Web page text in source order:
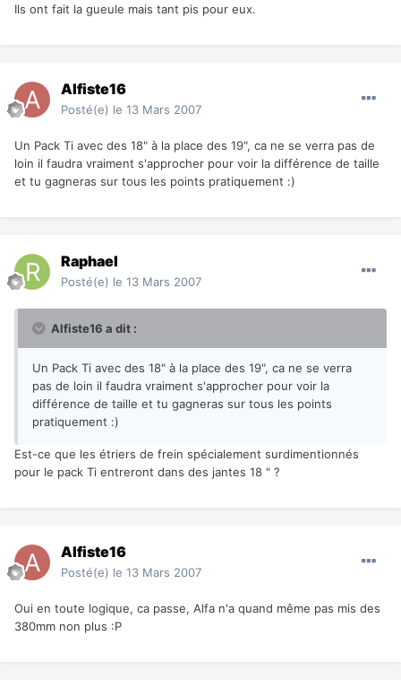
Ils ont fait la gueule mais tant pis pour eux.
Alfiste16
Posté(e) le 13 Mars 2007
Un Pack Ti avec des 18" à la place des 19", ca ne se verra pas de
loin il faudra vraiment s'approcher pour voir la différence de taille
et tu gagneras sur tous les points pratiquement :)
Raphael
Posté(e) le 13 Mars 2007
Alfiste16 a dit :
Un Pack Ti avec des 18" à la place des 19", ca ne se verra
pas de loin il faudra vraiment s'approcher pour voir la
différence de taille et tu gagneras sur tous les points
pratiquement :)
Est-ce que les étriers de frein spécialement surdimentionnés
pour le pack Ti entreront dans des jantes 18 " ?
Alfiste16
Posté(e) le 13 Mars 2007
Oui en toute logique, ca passe, Alfa n'a quand même pas mis des
380mm non plus :P